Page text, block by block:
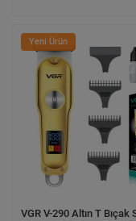
Yeni Ürün
VGR V-290 Altın T Bıçak